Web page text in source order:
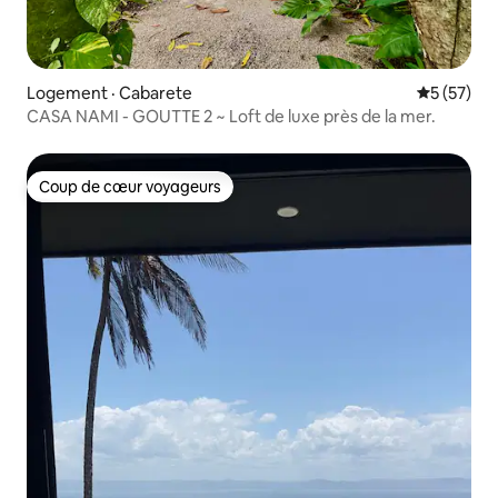
Logement · Cabarete Note
5 (57)
CASA NAMI - GOUTTE 2 ~ Loft de luxe près de la mer.
Coup de cœur voyageurs
Coup de cœur voyageurs